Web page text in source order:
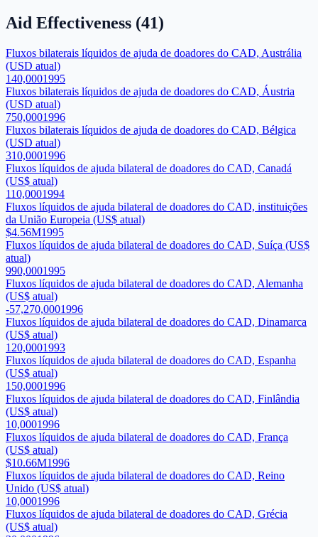
Aid Effectiveness (41)
Fluxos bilaterais líquidos de ajuda de doadores do CAD, Austrália
(USD atual)
140,0001995
Fluxos bilaterais líquidos de ajuda de doadores do CAD, Áustria
(USD atual)
750,0001996
Fluxos bilaterais líquidos de ajuda de doadores do CAD, Bélgica
(USD atual)
310,0001996
Fluxos líquidos de ajuda bilateral de doadores do CAD, Canadá
(US$ atual)
110,0001994
Fluxos líquidos de ajuda bilateral de doadores do CAD, instituições
da União Europeia (US$ atual)
$4.56M1995
Fluxos líquidos de ajuda bilateral de doadores do CAD, Suíça (US$
atual)
990,0001995
Fluxos líquidos de ajuda bilateral de doadores do CAD, Alemanha
(US$ atual)
-57,270,0001996
Fluxos líquidos de ajuda bilateral de doadores do CAD, Dinamarca
(US$ atual)
120,0001993
Fluxos líquidos de ajuda bilateral de doadores do CAD, Espanha
(US$ atual)
150,0001996
Fluxos líquidos de ajuda bilateral de doadores do CAD, Finlândia
(US$ atual)
10,0001996
Fluxos líquidos de ajuda bilateral de doadores do CAD, França
(US$ atual)
$10.66M1996
Fluxos líquidos de ajuda bilateral de doadores do CAD, Reino
Unido (US$ atual)
10,0001996
Fluxos líquidos de ajuda bilateral de doadores do CAD, Grécia
(US$ atual)